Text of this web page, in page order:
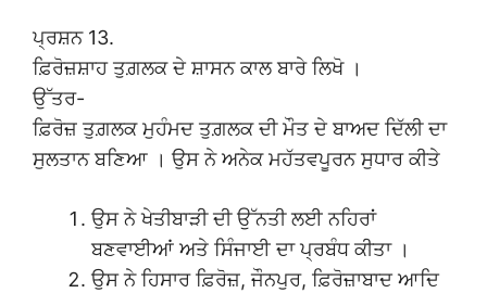
ਪ੍ਰਸ਼ਨ 13.
ਫ਼ਿਰੋਜ਼ਸ਼ਾਹ ਤੁਗ਼ਲਕ ਦੇ ਸ਼ਾਸਨ ਕਾਲ ਬਾਰੇ ਲਿਖੋ ।
ਉੱਤਰ-
ਫ਼ਿਰੋਜ਼ ਤੁਗ਼ਲਕ ਮੁਹੰਮਦ ਤੁਗ਼ਲਕ ਦੀ ਮੌਤ ਦੇ ਬਾਅਦ ਦਿੱਲੀ ਦਾ
ਸੁਲਤਾਨ ਬਣਿਆ । ਉਸ ਨੇ ਅਨੇਕ ਮਹੱਤਵਪੂਰਨ ਸੁਧਾਰ ਕੀਤੇ
ਉਸ ਨੇ ਖੇਤੀਬਾੜੀ ਦੀ ਉੱਨਤੀ ਲਈ ਨਹਿਰਾਂ
ਬਣਵਾਈਆਂ ਅਤੇ ਸਿੰਜਾਈ ਦਾ ਪ੍ਰਬੰਧ ਕੀਤਾ ।
ਉਸ ਨੇ ਹਿਸਾਰ ਫ਼ਿਰੋਜ਼, ਜੌਨਪੁਰ, ਫ਼ਿਰੋਜ਼ਾਬਾਦ ਆਦਿ